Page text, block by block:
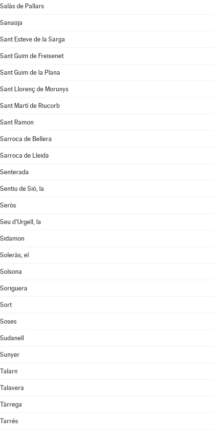
Salàs de Pallars
Sanaüja
Sant Esteve de la Sarga
Sant Guim de Freixenet
Sant Guim de la Plana
Sant Llorenç de Morunys
Sant Martí de Riucorb
Sant Ramon
Sarroca de Bellera
Sarroca de Lleida
Senterada
Sentiu de Sió, la
Seròs
Seu d'Urgell, la
Sidamon
Soleràs, el
Solsona
Soriguera
Sort
Soses
Sudanell
Sunyer
Talarn
Talavera
Tàrrega
Tarrés